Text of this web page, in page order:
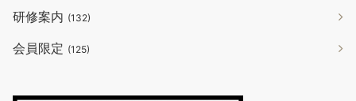
研修案内 (132)
会員限定 (125)